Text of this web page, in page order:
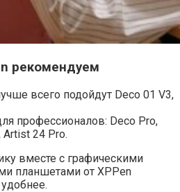
рекомендуем
всего подойдут Deco 01 V3,
профессионалов: Deco Pro,
24 Pro.
вместе с графическими
планшетами от XPPen